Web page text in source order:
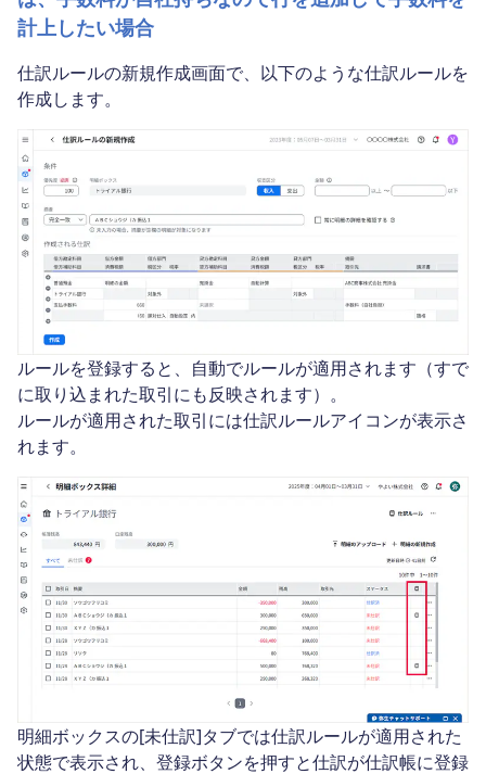
計上したい場合
仕訳ルールの新規作成画面で、以下のような仕訳ルールを
作成します。
ルールを登録すると、自動でルールが適用されます（すで
に取り込まれた取引にも反映されます）。
ルールが適用された取引には仕訳ルールアイコンが表示さ
れます。
明細ボックスの[未仕訳]タブでは仕訳ルールが適用された
状態で表示され、登録ボタンを押すと仕訳が仕訳帳に登録